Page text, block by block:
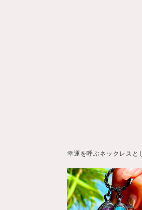
幸運を呼ぶネックレス